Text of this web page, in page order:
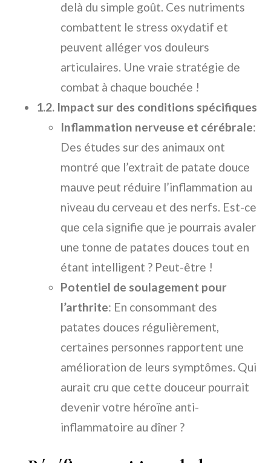
delà du simple goût. Ces nutriments
combattent le stress oxydatif et
peuvent alléger vos douleurs
articulaires. Une vraie stratégie de
combat à chaque bouchée !
1.2. Impact sur des conditions spécifiques
Inflammation nerveuse et cérébrale:
Des études sur des animaux ont
montré que l’extrait de patate douce
mauve peut réduire l’inflammation au
niveau du cerveau et des nerfs. Est-ce
que cela signifie que je pourrais avaler
une tonne de patates douces tout en
étant intelligent ? Peut-être !
Potentiel de soulagement pour
l’arthrite: En consommant des
patates douces régulièrement,
certaines personnes rapportent une
amélioration de leurs symptômes. Qui
aurait cru que cette douceur pourrait
devenir votre héroïne anti-
inflammatoire au dîner ?